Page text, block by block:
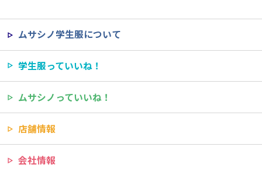
ムサシノ学生服について
学生服っていいね！
ムサシノっていいね！
店舗情報
会社情報